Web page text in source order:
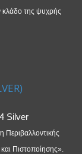
κλάδο της ψυχρής
Περιβαλλοντικής
Πιστοποίησης».